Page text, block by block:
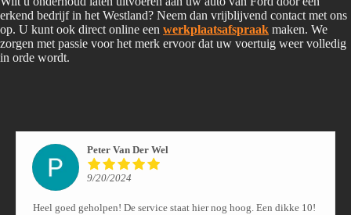
erkend bedrijf in het Westland? Neem dan vrijblijvend contact met ons
op. U kunt ook direct online een werkplaatsafspraak maken. We
zorgen met passie voor het merk ervoor dat uw voertuig weer volledig
in orde wordt.
Peter Van Der Wel
9/20/2024
Heel goed geholpen! De service staat hier nog hoog. Een dikke 10!